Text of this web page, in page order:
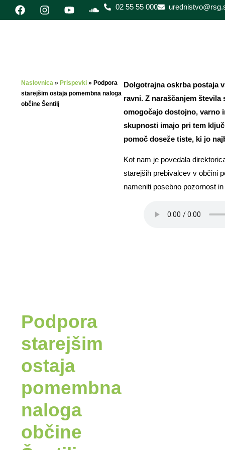
02 55 55 000
Naslovnica » Prispevki » Podpora
starejšim ostaja pomembna naloga
občine Šentilj
Podpora
starejšim
ostaja
pomembna
naloga
občine
Dolgotrajna oskrba postaja
ravni. Z naraščanjem
omogočajo dostojno, varno
skupnosti imajo pri tem
pomoč doseže tiste, ki jo
Kot nam je povedala
starejših prebivalcev v občini
nameniti posebno pozornost